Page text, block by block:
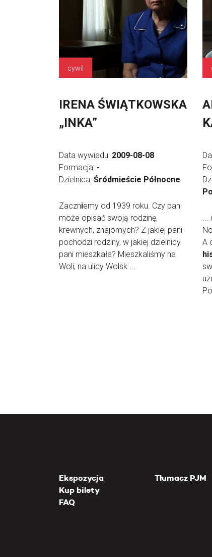
cywil
IRENA ŚWIĄTKOWSKA
„INKA”
Data wywiadu: 2009-08-08
Formacja: -
Dzielnica: Śródmieście Północne
Zaczniemy od 1939 roku. Czy pani
może opisać swoją rodzinę,
krewnych, znajomych? Z jakiej pani
pochodzi rodziny, w jakiej dzielnicy
pani mieszkała? Mieszkaliśmy na
Woli, na ulicy Wolsk ...
...
A
Ekspozycja
Kup bilety
FAQ
Tłumacz PJM